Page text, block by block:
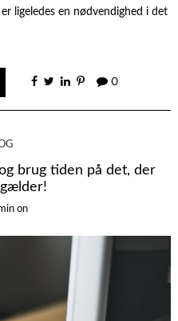
ligeledes en nødvendighed i det
0
brug tiden på det, der
on